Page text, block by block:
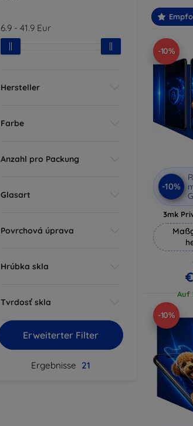
6.9 - 41.9 Eur
Hersteller
Farbe
Anzahl pro Packung
Glasart
Povrchová úprava
Hrúbka skla
Tvrdosť skla
Erweiterter Filter
Ergebnisse 21
-10%
-10%
3mk
Auf
-10%